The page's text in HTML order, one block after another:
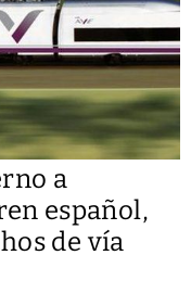
a
español,
de vía